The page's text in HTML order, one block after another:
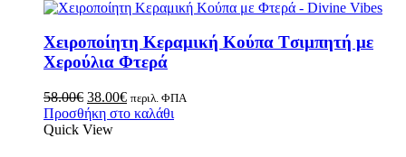
Xειροποίητη Κεραμική Κούπα Tσιμπητή με
Xερούλια Φτερά
58.00€ 38.00€ περιλ. ΦΠΑ
Προσθήκη στο καλάθι
Quick View